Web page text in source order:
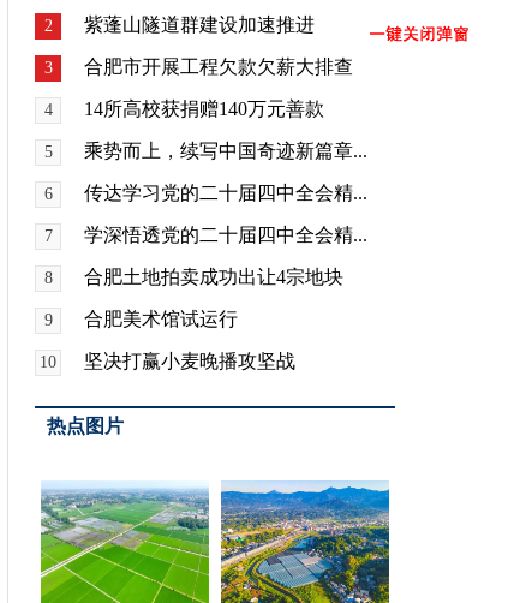
2 紫蓬山隧道群建设加速推进
3 合肥市开展工程欠款欠薪大排查
4 14所高校获捐赠140万元善款
5 乘势而上，续写中国奇迹新篇章...
6 传达学习党的二十届四中全会精...
7 学深悟透党的二十届四中全会精...
8 合肥土地拍卖成功出让4宗地块
9 合肥美术馆试运行
10 坚决打赢小麦晚播攻坚战
热点图片